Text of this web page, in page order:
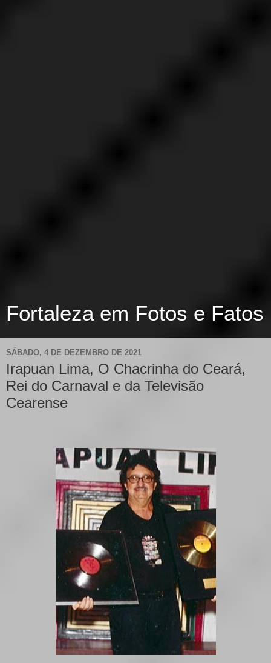
Fortaleza em Fotos e Fatos
SÁBADO, 4 DE DEZEMBRO DE 2021
Irapuan Lima, O Chacrinha do Ceará,
Rei do Carnaval e da Televisão
Cearense